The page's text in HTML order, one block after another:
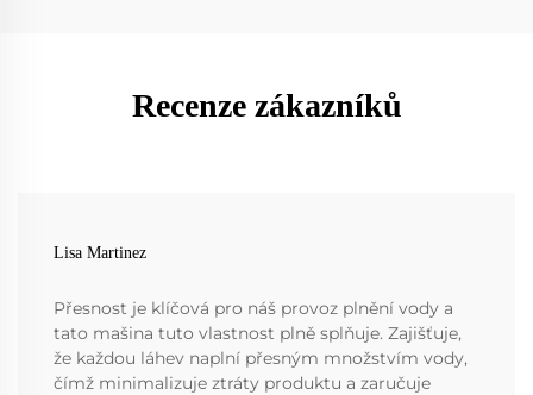
Recenze zákazníků
Lisa Martinez
Přesnost je klíčová pro náš provoz plnění vody a
tato mašina tuto vlastnost plně splňuje. Zajišťuje,
že každou láhev naplní přesným množstvím vody,
čímž minimalizuje ztráty produktu a zaručuje